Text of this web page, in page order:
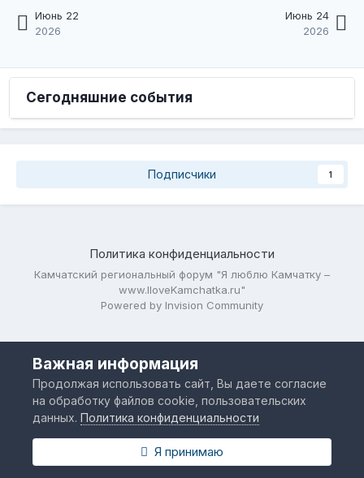
Июнь 22
2026
Июнь 24
2026
Сегодняшние события
Подписчики 1
Политика конфиденциальности
Камчатский региональный форум "Я люблю Камчатку –
www.IloveKamchatka.ru"
Powered by Invision Community
Важная информация
Продолжая использовать сайт, Вы даете согласие
на обработку файлов cookie, пользовательских
данных.Политика конфиденциальности
Я принимаю